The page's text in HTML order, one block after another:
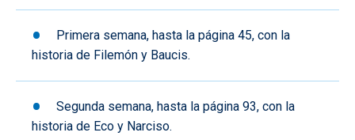
Primera semana, hasta la página 45, con la
historia de Filemón y Baucis.
Segunda semana, hasta la página 93, con la
historia de Eco y Narciso.